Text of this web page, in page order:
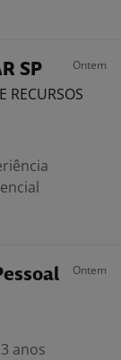
SP Ontem
RECURSOS
Ontem
anos